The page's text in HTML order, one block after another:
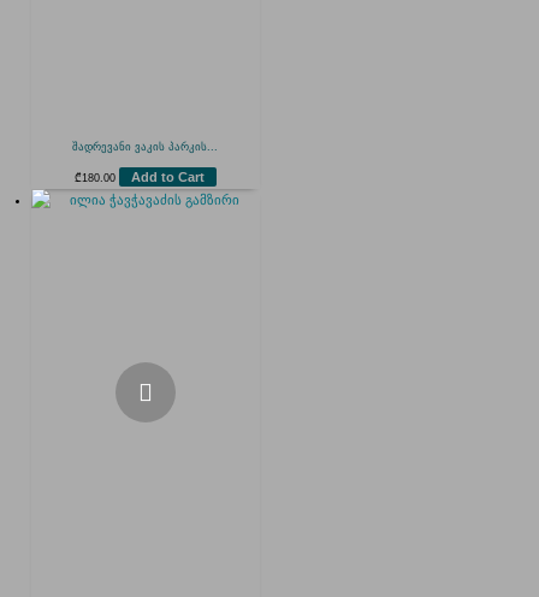
შადრევანი ვაკის პარკის...
₾180.00 Add to Cart